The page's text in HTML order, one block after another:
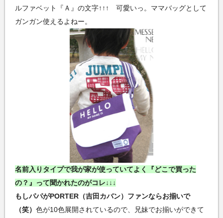
ルファベット『Ａ』の文字↑↑↑ 可愛いっ。ママバッグとして
ガンガン使えるよねー。
名前入りタイプで我が家が使っていてよく『どこで買った
の？』って聞かれたのがコレ↓↓↓
もしパパがPORTER（吉田カバン）ファンならお揃いで
（笑） 色が10色展開されているので、兄妹でお揃いができて